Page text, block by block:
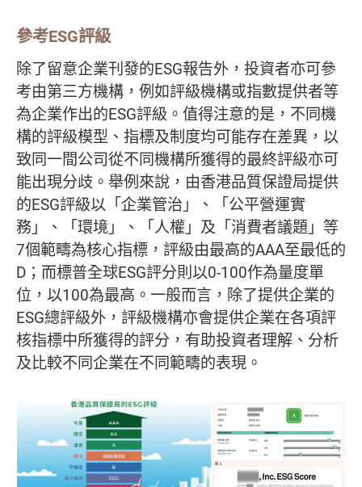
參考ESG評級
除了留意企業刊發的ESG報告外，投資者亦可參
考由第三方機構，例如評級機構或指數提供者等
為企業作出的ESG評級。值得注意的是，不同機
構的評級模型、指標及制度均可能存在差異，以
致同一間公司從不同機構所獲得的最終評級亦可
能出現分歧。舉例來說，由香港品質保證局提供
的ESG評級以「企業管治」、「公平營運實
務」、「環境」、「人權」及「消費者議題」等
7個範疇為核心指標，評級由最高的AAA至最低的
D；而標普全球ESG評分則以0-100作為量度單
位，以100為最高。一般而言，除了提供企業的
ESG總評級外，評級機構亦會提供企業在各項評
核指標中所獲得的評分，有助投資者理解、分析
及比較不同企業在不同範疇的表現。